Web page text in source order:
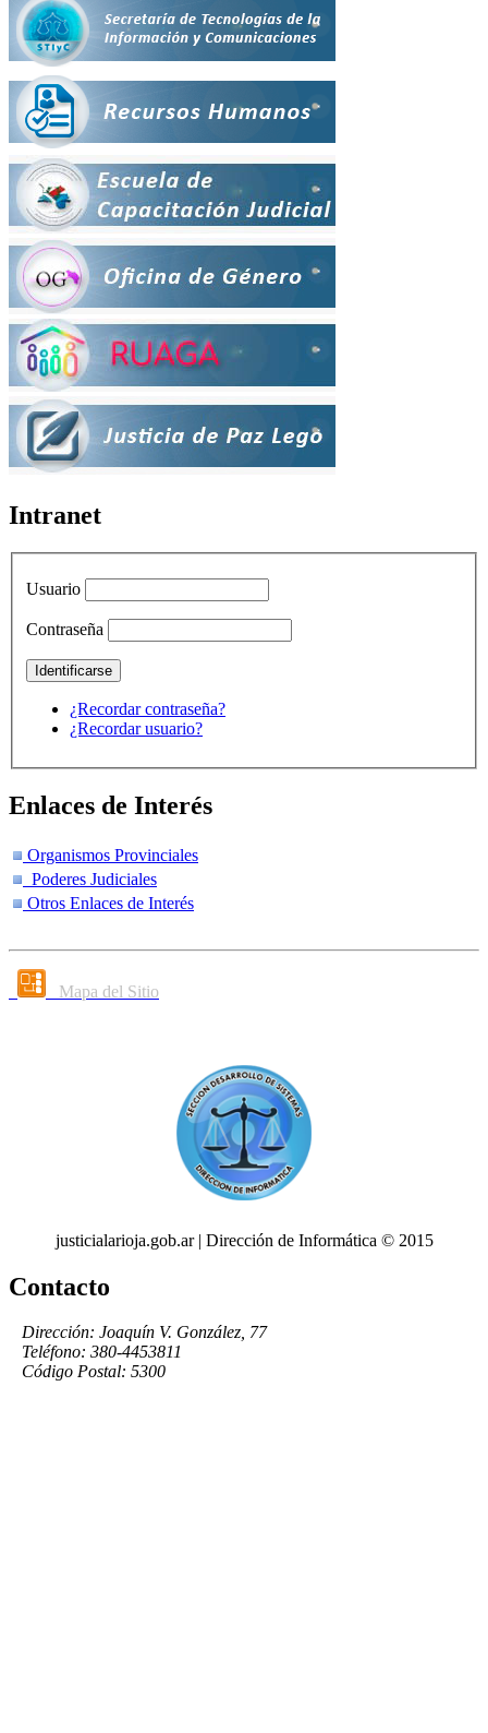
Intranet
Usuario
Contraseña
¿Recordar contraseña?
¿Recordar usuario?
Enlaces de Interés
Organismos Provinciales
Poderes Judiciales
Otros Enlaces de Interés
Mapa del Sitio
justicialarioja.gob.ar | Dirección de Informática © 2015
Contacto
Dirección: Joaquín V. González, 77
Teléfono: 380-4453811
Código Postal: 5300